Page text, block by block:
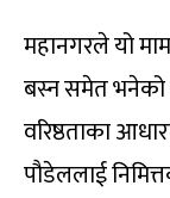
महानगरले यो
बस्न समेत भनेको
वरिष्ठताका
पौडेललाई